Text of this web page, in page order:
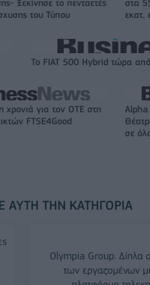
Ξεκίνησε το πενταετές
του Τύπου
στα
εκατ.
Το FIAT 500 Hybrid τώρα
χρονιά για τον ΟΤΕ στη
FTSE4Good
Alpha
σε
ΑΥΤΉ ΤΗΝ ΚΑΤΗΓΟΡΊΑ
Olympia Group: Δίπλα
των εργαζομένων